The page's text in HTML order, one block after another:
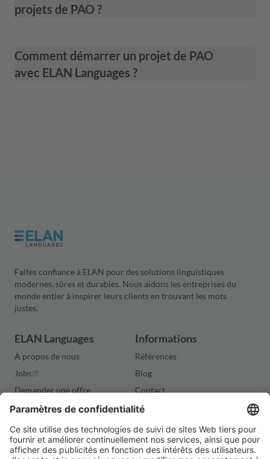
projets de PAO ?
Comment démarrer un projet de PAO
avec ELAN Languages ?
Faites confiance à ELAN pour des solutions linguistiques
modernes, sûres et durables. Nous aidons les entreprises du
monde entier à inspirer leurs clients en trouvant les mots
justes.
ELAN Languages
À propos de nous
Jobs
Demander une offre
Informations
Références
Blog
Contact
Aspects juridiques